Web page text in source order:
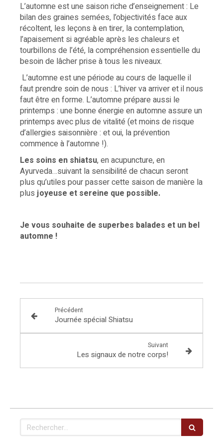
L’automne est une saison riche d’enseignement : Le
bilan des graines semées, l’objectivités face aux
récoltent, les leçons à en tirer, la contemplation,
l’apaisement si agréable après les chaleurs et
tourbillons de l’été, la compréhension essentielle du
besoin de lâcher prise à tous les niveaux.
L’automne est une période au cours de laquelle il
faut prendre soin de nous : L’hiver va arriver et il nous
faut être en forme. L’automne prépare aussi le
printemps : une bonne énergie en automne assure un
printemps avec plus de vitalité (et moins de risque
d’allergies saisonnière : et oui, la prévention
commence à l’automne !).
Les soins en shiatsu, en acupuncture, en
Ayurveda…suivant la sensibilité de chacun seront
plus qu’utiles pour passer cette saison de manière la
plus joyeuse et sereine que possible.
Je vous souhaite de superbes balades et un bel
automne !
Précédent
Journée spécial Shiatsu
Suivant
Les signaux de notre corps!
Rechercher